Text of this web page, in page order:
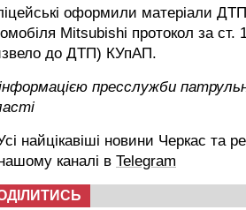
оформили матеріали
Mitsubishi протокол за
до ДТП) КУпАП.
пресслужби
найцікавіші новини Черкас та
каналі в Telegram